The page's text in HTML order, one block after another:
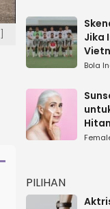
Jika
Bola
PILIHAN